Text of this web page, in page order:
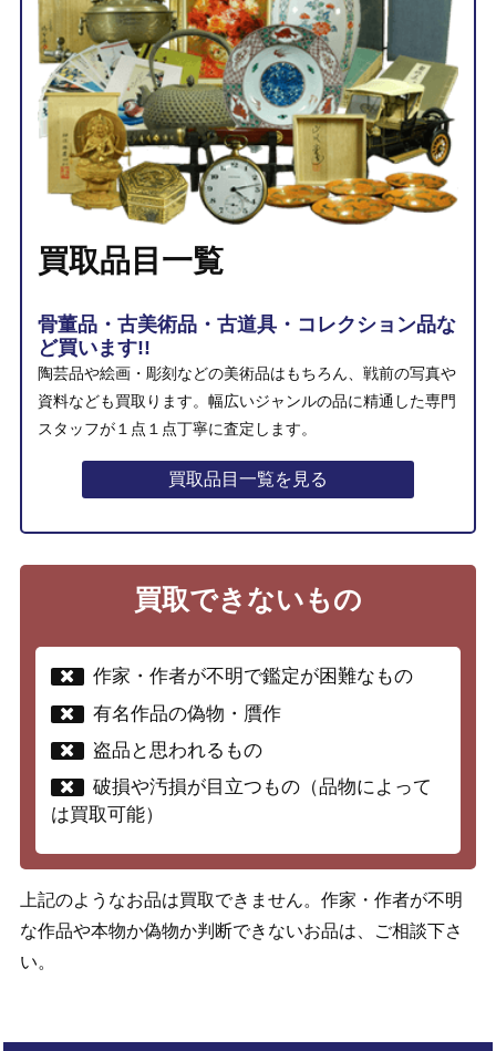
買取品目一覧
骨董品・古美術品・古道具・コレクション品な
ど買います!!
陶芸品や絵画・彫刻などの美術品はもちろん、戦前の写真や
資料なども買取ります。幅広いジャンルの品に精通した専門
スタッフが１点１点丁寧に査定します。
買取品目一覧を見る
買取できないもの
作家・作者が不明で鑑定が困難なもの
有名作品の偽物・贋作
盗品と思われるもの
破損や汚損が目立つもの（品物によって
は買取可能）
上記のようなお品は買取できません。作家・作者が不明
な作品や本物か偽物か判断できないお品は、ご相談下さ
い。